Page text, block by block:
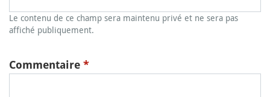
Le contenu de ce champ sera maintenu privé et ne sera pas
affiché publiquement.
Commentaire *